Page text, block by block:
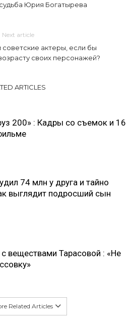
Юрия Богатырева
Next article
советские актеры, если бы
своих персонажей?
ARTICLES
200» : Кадры со съемок и 16
74 млн у друга и тайно
выглядит подросший сын
веществами Тарасовой : «Не
Related Articles